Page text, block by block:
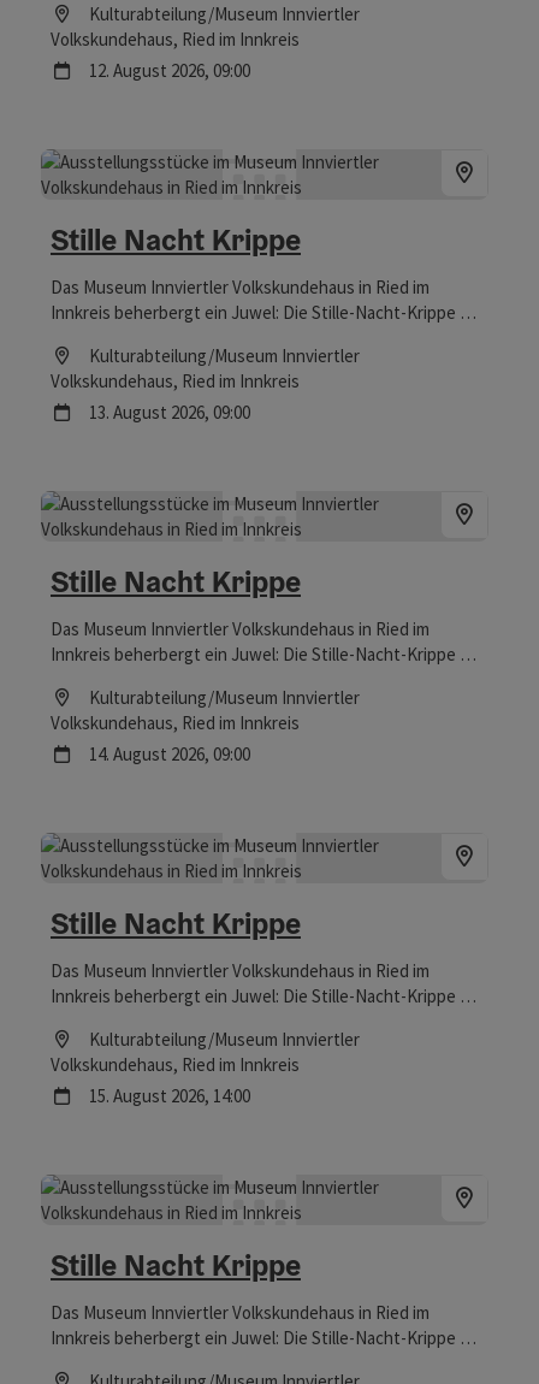
Weihnachtsliedes der Welt – und ist nicht nur zur
Weihnachtszeit einen Besuch wert.
Location
Kulturabteilung/Museum Innviertler
Volkskundehaus, Ried im Innkreis
Nächster Termin
12. August 2026, 09:00
Stille Nacht Krippe
Das Museum Innviertler Volkskundehaus in Ried im
Innkreis beherbergt ein Juwel: Die Stille-Nacht-Krippe war
Weihnachtsliedes der Welt – und ist nicht nur zur
Weihnachtszeit einen Besuch wert.
Location
Kulturabteilung/Museum Innviertler
Volkskundehaus, Ried im Innkreis
Nächster Termin
13. August 2026, 09:00
Stille Nacht Krippe
Das Museum Innviertler Volkskundehaus in Ried im
Innkreis beherbergt ein Juwel: Die Stille-Nacht-Krippe war
Weihnachtsliedes der Welt – und ist nicht nur zur
Weihnachtszeit einen Besuch wert.
Location
Kulturabteilung/Museum Innviertler
Volkskundehaus, Ried im Innkreis
Nächster Termin
14. August 2026, 09:00
Stille Nacht Krippe
Das Museum Innviertler Volkskundehaus in Ried im
Innkreis beherbergt ein Juwel: Die Stille-Nacht-Krippe war
Weihnachtsliedes der Welt – und ist nicht nur zur
Weihnachtszeit einen Besuch wert.
Location
Kulturabteilung/Museum Innviertler
Volkskundehaus, Ried im Innkreis
Nächster Termin
15. August 2026, 14:00
Stille Nacht Krippe
Das Museum Innviertler Volkskundehaus in Ried im
Innkreis beherbergt ein Juwel: Die Stille-Nacht-Krippe war